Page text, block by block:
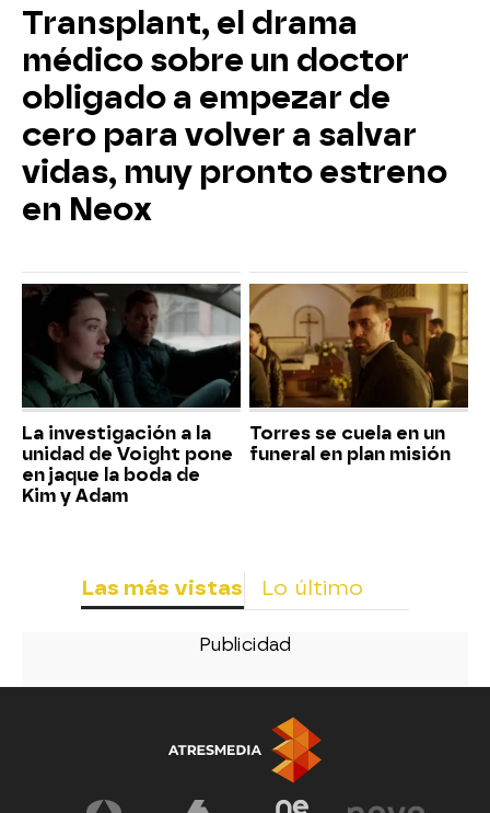
Transplant, el drama
médico sobre un doctor
obligado a empezar de
cero para volver a salvar
vidas, muy pronto estreno
en Neox
La investigación a la
unidad de Voight pone
en jaque la boda de
Kim y Adam
Torres se cuela en un
funeral en plan misión
Las más vistas Lo último